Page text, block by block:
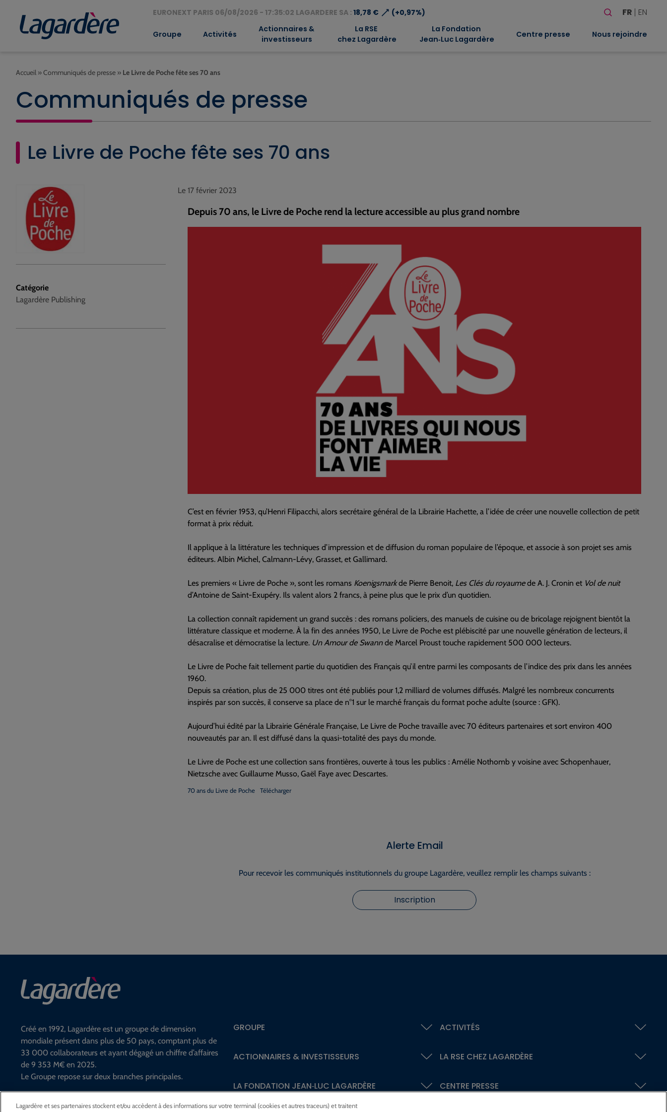
EURONEXT PARIS 06/08/2026 - 17:35:02 LAGARDERE SA : 18,78 €⟶ (+0,97%)
Rechercher
FR EN
Groupe Activités
Actionnaires &
investisseurs
La RSE
chez Lagardère
La Fondation
Jean‑Luc Lagardère
Centre presse Nous rejoindre
Accueil »Communiqués de presse » Le Livre de Poche fête ses 70 ans
Communiqués de presse
Le Livre de Poche fête ses 70 ans
Catégorie
Lagardère Publishing
Le 17 février 2023
Depuis 70 ans, le Livre de Poche rend la lecture accessible au plus grand nombre
C’est en février 1953, qu’Henri Filipacchi, alors secrétaire général de la Librairie Hachette, a l’idée de créer une nouvelle collection de petit
format à prix réduit.
Il applique à la littérature les techniques d’impression et de diffusion du roman populaire de l’époque, et associe à son projet ses amis
éditeurs. Albin Michel, Calmann-Lévy, Grasset, et Gallimard.
Les premiers « Livre de Poche », sont les romans Koenigsmarkde Pierre Benoit, Les Clés du royaumede A. J. Cronin et Vol de nuit
d’Antoine de Saint-Exupéry. Ils valent alors 2 francs, à peine plus que le prix d’un quotidien.
La collection connaît rapidement un grand succès : des romans policiers, des manuels de cuisine ou de bricolage rejoignent bientôt la
littérature classique et moderne. À la fin des années 1950, Le Livre de Poche est plébiscité par une nouvelle génération de lecteurs, il
désacralise et démocratise la lecture. Un Amour de Swannde Marcel Proust touche rapidement 500 000 lecteurs.
Le Livre de Poche fait tellement partie du quotidien des Français qu’il entre parmi les composants de l’indice des prix dans les années
1960.
Depuis sa création, plus de 25 000 titres ont été publiés pour 1,2 milliard de volumes diffusés. Malgré les nombreux concurrents
inspirés par son succès, il conserve sa place de n°1 sur le marché français du format poche adulte (source : GFK).
Aujourd’hui édité par la Librairie Générale Française, Le Livre de Poche travaille avec 70 éditeurs partenaires et sort environ 400
nouveautés par an. Il est diffusé dans la quasi-totalité des pays du monde.
Le Livre de Poche est une collection sans frontières, ouverte à tous les publics : Amélie Nothomb y voisine avec Schopenhauer,
Nietzsche avec Guillaume Musso, Gaël Faye avec Descartes.
70 ans du Livre de Poche Télécharger
Alerte Email
Pour recevoir les communiqués institutionnels du groupe Lagardère, veuillez remplir les champs suivants :
Inscription
Créé en 1992, Lagardère est un groupe de dimension
mondiale présent dans plus de 50 pays, comptant plus de
33 000 collaborateurs et ayant dégagé un chiffre d’affaires
de 9 353 M€ en 2025.
Le Groupe repose sur deux branches principales.
En savoir plus
GROUPE ACTIVITÉS
ACTIONNAIRES &INVESTISSEURS LA RSE CHEZ LAGARDÈRE
LA FONDATION JEAN‑LUC LAGARDÈRE CENTRE PRESSE
Lagardère et ses partenaires stockent et/ou accèdent à des informations sur votre terminal (cookies et autres traceurs) et traitent